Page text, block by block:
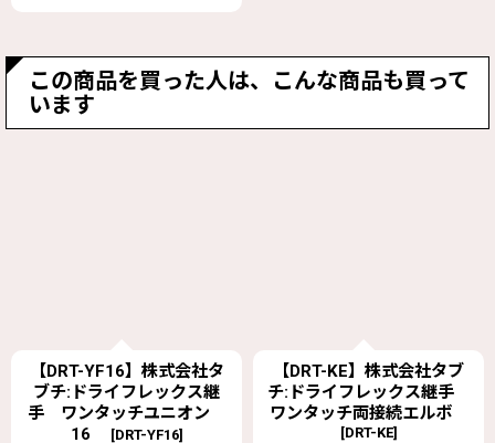
この商品を買った人は、こんな商品も買って
います
【DRT-KE】株式会社タブ
チ:ドライフレックス継手
ワンタッチ両接続エルボ
DRT-KE]
DRT13X10CO 株式会社タ
ブチ 変換ソケット銅管
ドライフレックス継手
DRT13X10CO